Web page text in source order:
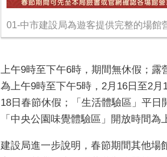
01-中市建設局為遊客提供完整的場館
上午9時至下午6時，期間無休假；
為上午9時至下午5時，2月16日至2
18日春節休假；「生活體驗區」平日
「中央公園味覺體驗區」開放時間為
建設局進一步說明，春節期間其他場